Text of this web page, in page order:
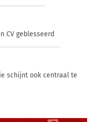
CV geblesseerd
schijnt ook centraal te